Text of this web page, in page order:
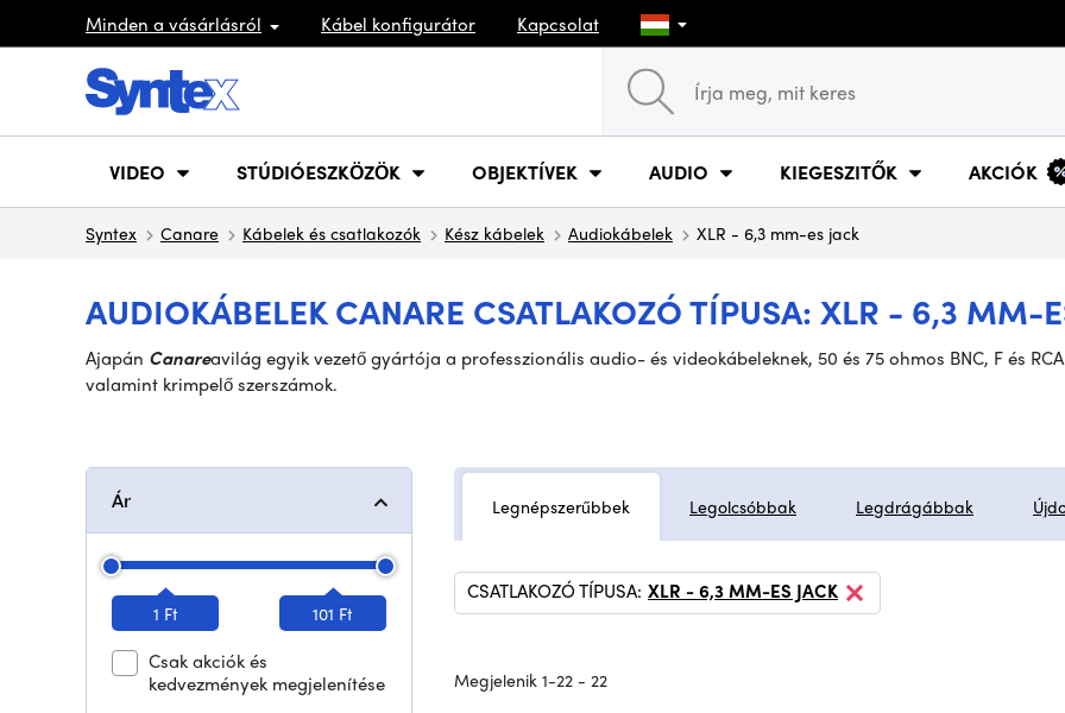
Minden a vásárlásról Kábel konfigurátor Kapcsolat
VIDEO STÚDIÓESZKÖZÖK OBJEKTÍVEK AUDIO KIEGESZITŐK AKCIÓK
Syntex Canare Kábelek és csatlakozók Kész kábelek Audiokábelek XLR - 6,3 mm-es jack
AUDIOKÁBELEK CANARE CSATLAKOZÓ TÍPUSA: XLR - 6,3 MM-
Ajapán Canareavilág egyik vezető gyártója a professzionális audio- és videokábeleknek, 50 és 75 ohmos BNC, F és
valamint krimpelő szerszámok.
Ár
1 Ft 101 Ft
Csak akciók és
kedvezmények megjelenítése
Legnépszerűbbek Legolcsóbbak Legdrágábbak
CSATLAKOZÓ TÍPUSA: XLR - 6,3 MM-ES JACK
Megjelenik 1-22 - 22